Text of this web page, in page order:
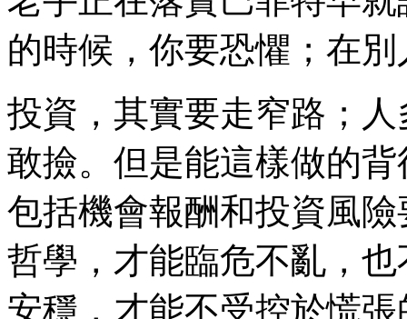
的時候，你要恐懼；在
投資，其實要走窄路；
敢撿。但是能這樣做的
包括機會報酬和投資風
哲學，才能臨危不亂，
安穩，才能不受控於慌